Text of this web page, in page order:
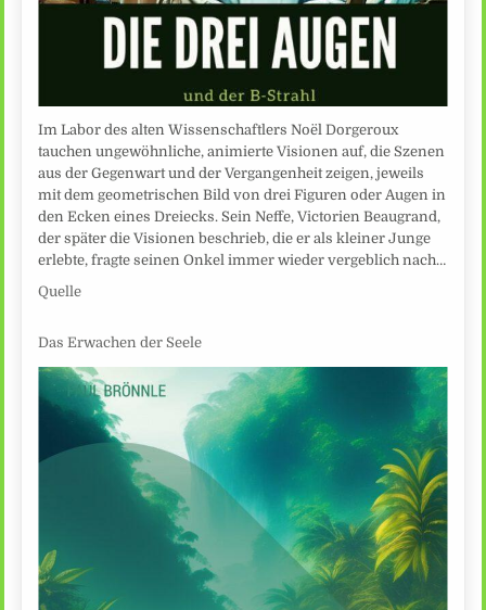
Im Labor des alten Wissenschaftlers Noël Dorgeroux
tauchen ungewöhnliche, animierte Visionen auf, die Szenen
aus der Gegenwart und der Vergangenheit zeigen, jeweils
mit dem geometrischen Bild von drei Figuren oder Augen in
den Ecken eines Dreiecks. Sein Neffe, Victorien Beaugrand,
der später die Visionen beschrieb, die er als kleiner Junge
erlebte, fragte seinen Onkel immer wieder vergeblich nach…
Quelle
Das Erwachen der Seele